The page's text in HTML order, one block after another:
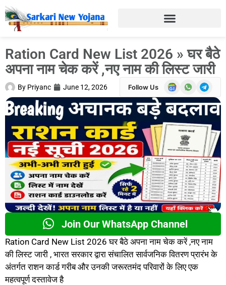
Ration Card New List 2026 » घर बैठे
अपना नाम चेक करें ,नए नाम की लिस्ट जारी
By Priyanc June 12, 2026 Follow Us
Join Our WhatsApp Channel
Ration Card New List 2026 घर बैठे अपना नाम चेक करें ,नए नाम
की लिस्ट जारी , भारत सरकार द्वारा संचालित सार्वजनिक वितरण प्रारंभ के
अंतर्गत राशन कार्ड गरीब और उनकी जरूरतमंद परिवारों के लिए एक
महत्वपूर्ण दस्तावेज है